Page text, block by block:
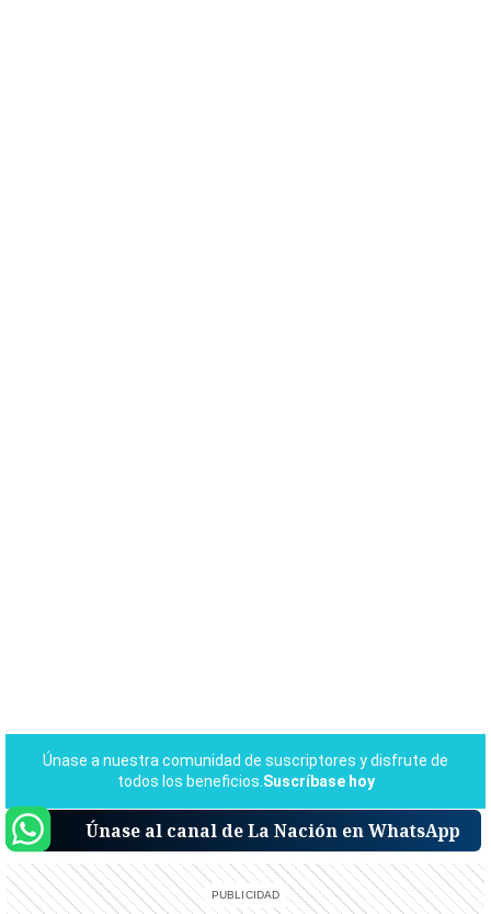
Únase al canal de La Nación en WhatsApp